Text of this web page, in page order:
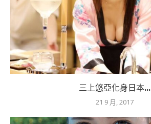
三上悠亞化身日本...
21 9 月, 2017